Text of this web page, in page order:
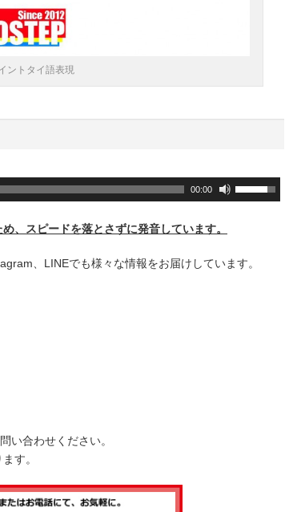
ントタイ語表現
00:00
ボ
リ
ム
、スピードを落とさずに発音しています。
、LINEでも様々な情報をお届けしています。
い合わせください。
す。